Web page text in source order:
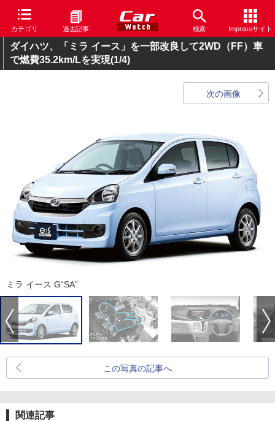
カテゴリ 過去記事 検索 Impressサイト
ダイハツ、「ミラ イース」を一部改良して2WD（FF）車
で燃費35.2km/Lを実現(1/4)
次の画像
ミラ イース G“SA”
この写真の記事へ
関連記事